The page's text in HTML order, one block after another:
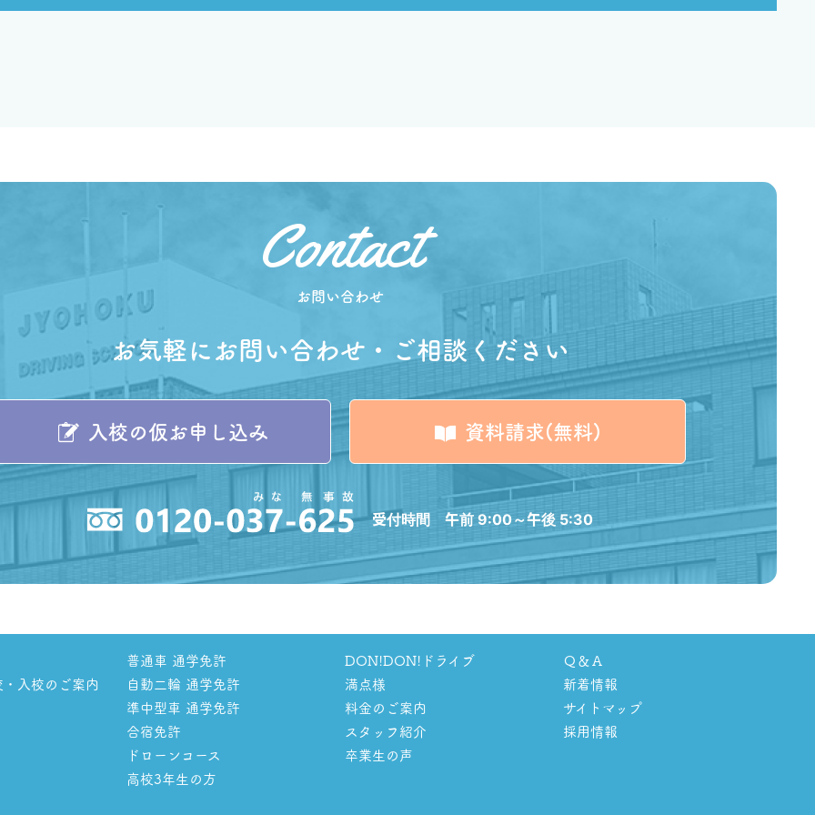
お問い合わせ
お気軽にお問い合わせ・ ご相談ください
入校の仮お申し込み 資料請求(無料)
受付時間 午前 9:00～午後 5:30
入校のご案内
普通車 通学免許
自動二輪 通学免許
準中型車 通学免許
合宿免許
ドローンコース
高校3年生の方
DON!DON!ドライブ
満点様
料金のご案内
スタッフ紹介
卒業生の声
Ｑ＆Ａ
新着情報
サイトマップ
採用情報